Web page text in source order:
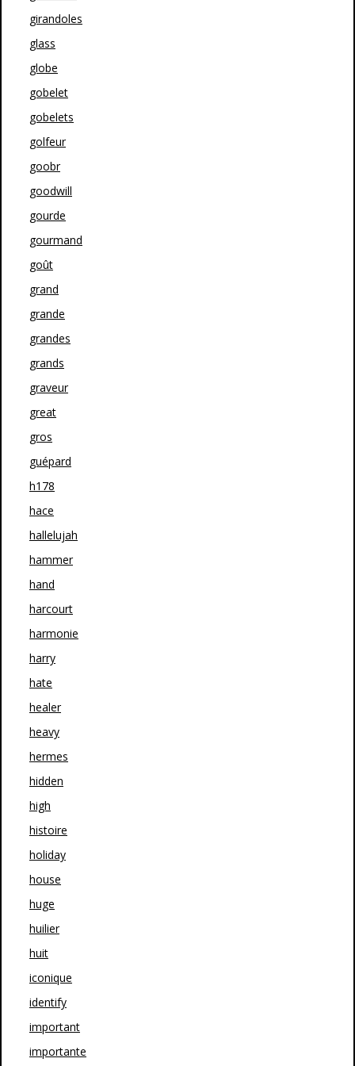
girandoles
glass
globe
gobelet
gobelets
golfeur
goobr
goodwill
gourde
gourmand
goût
grand
grande
grandes
grands
graveur
great
gros
guépard
h178
hace
hallelujah
hammer
hand
harcourt
harmonie
harry
hate
healer
heavy
hermes
hidden
high
histoire
holiday
house
huge
huilier
huit
iconique
identify
important
importante